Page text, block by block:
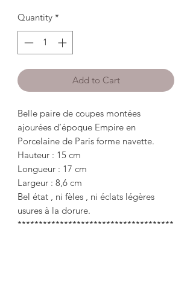
Quantity *
Add to Cart
Belle paire de coupes montées
ajourées d’époque Empire en
Porcelaine de Paris forme navette.
Hauteur : 15 cm
Longueur : 17 cm
Largeur : 8,6 cm
Bel état , ni fèles , ni éclats légères
usures à la dorure.
*************************************